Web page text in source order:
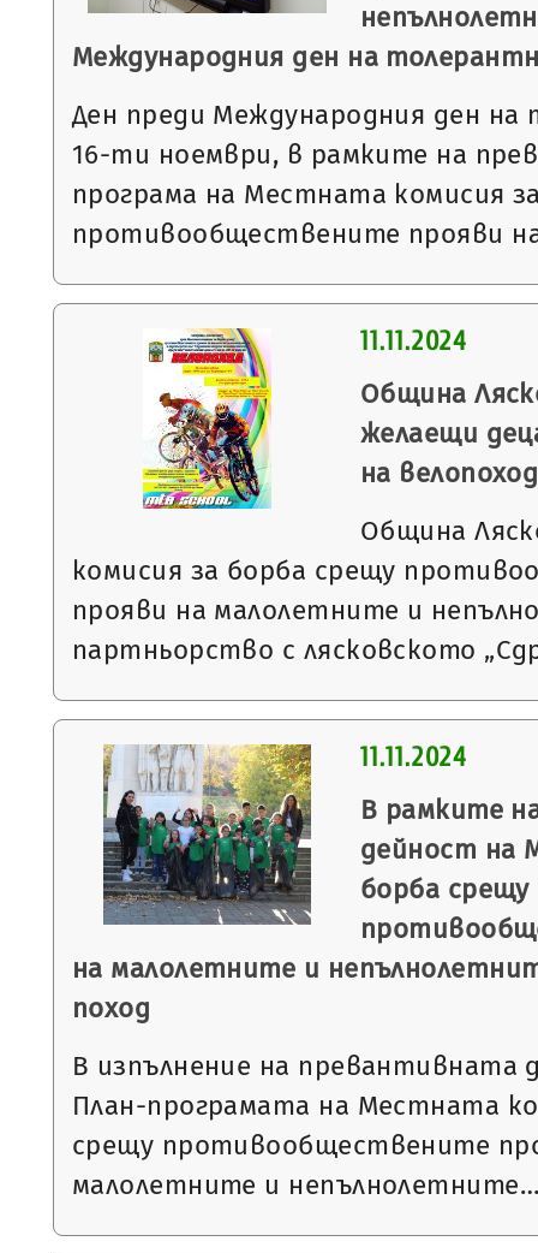
Международния ден на
Ден преди Международния ден
16-ти ноември, в рамките на
програма на Местната комисия
противообществените прояви
11.11.2024
Община
желаещи
на
Община
комисия за борба срещу
прояви на малолетните и
партньорство с лясковското
11.11.2024
В рамките
дейност на
борба срещу
на малолетните и
поход
В изпълнение на превантивната
План-програмата на Местната
срещу противообществените
малолетните и